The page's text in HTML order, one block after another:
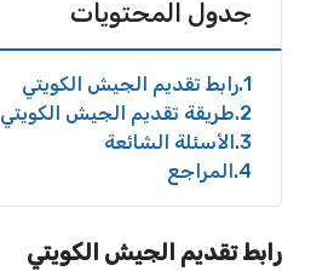
جدول المحتويات
1 رابط تقديم الجيش الكويتي
2 طريقة تقديم الجيش الكويتي
3 الأسئلة الشائعة
4 المراجع
رابط تقديم الجيش الكويتي